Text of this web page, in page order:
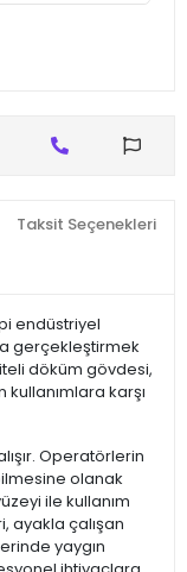
Taksit Seçenekleri
endüstriyel
gerçekleştirmek
döküm gövdesi,
kullanımlara karşı
Operatörlerin
olanak
ile kullanım
ayakla çalışan
yaygın